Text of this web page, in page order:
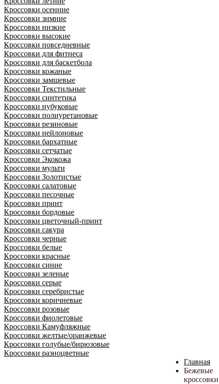
Кроссовки осенние
Кроссовки зимние
Кроссовки низкие
Кроссовки высокие
Кроссовки повседневные
Кроссовки для фитнеса
Кроссовки для баскетбола
Кроссовки кожаные
Кроссовки замшевые
Кроссовки Текстильные
Кроссовки синтетика
Кроссовки нубуковые
Кроссовки полиуретановые
Кроссовки резиновые
Кроссовки нейлоновые
Кроссовки бархатные
Кроссовки сетчатые
Кроссовки Экокожа
Кроссовки мульти
Кроссовки Золотистые
Кроссовки салатовые
Кроссовки песочные
Кроссовки принт
Кроссовки бордовые
Кроссовки цветочный-принт
Кроссовки сакура
Кроссовки черные
Кроссовки белые
Кроссовки красные
Кроссовки синие
Кроссовки зеленые
Кроссовки серые
Кроссовки серебристые
Кроссовки коричневые
Кроссовки розовые
Кроссовки фиолетовые
Кроссовки Камуфляжные
Кроссовки желтые/оранжевые
Кроссовки голубые/бирюзовые
Кроссовки разноцветные
Главная
Бежевые
кроссовки